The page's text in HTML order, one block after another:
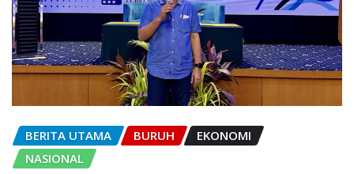
BERITA UTAMA BURUH
EKONOMI
NASIONAL